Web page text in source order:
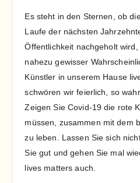
Es steht in den Sternen, ob
Laufe der nächsten
Öffentlichkeit nachgeholt
nahezu gewisser
Künstler in unserem Hause
schwören wir feierlich, so
Zeigen Sie Covid-19 die rote
müssen, zusammen mit dem
zu leben. Lassen Sie sich
Sie gut und gehen Sie mal
lives matters auch.